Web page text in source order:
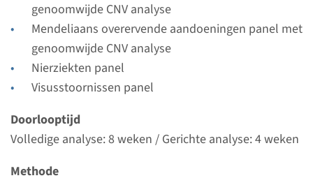
genoomwijde CNV analyse
Mendeliaans overervende aandoeningen panel met
genoomwijde CNV analyse
Nierziekten panel
Visusstoornissen panel
Doorlooptijd
Volledige analyse: 8 weken / Gerichte analyse: 4 weken
Methode
Bekijk
Toevoegen